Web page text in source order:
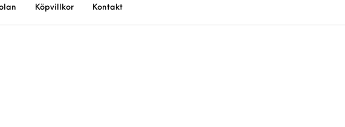
Köpvillkor Kontakt